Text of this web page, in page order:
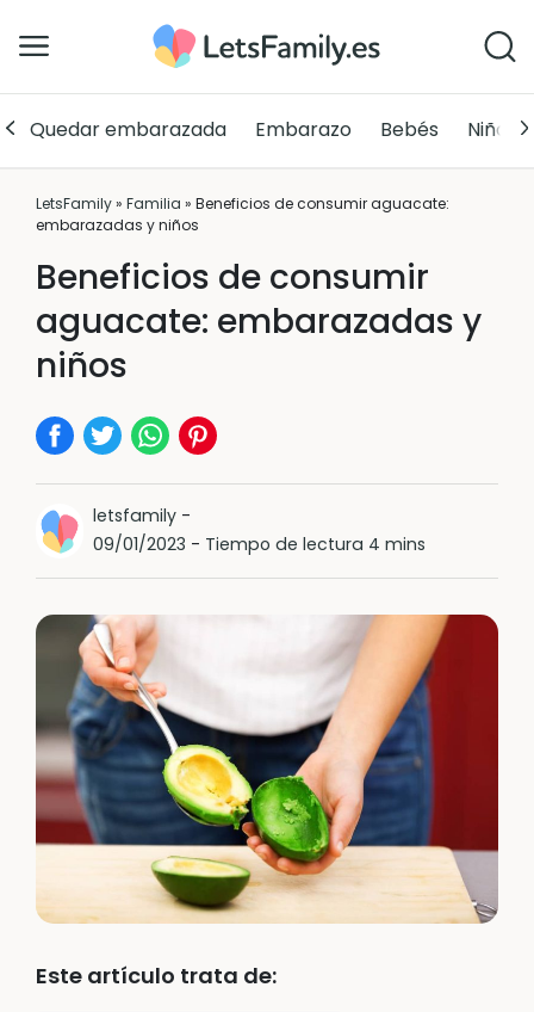
Quedar embarazada Embarazo Bebés Niños
LetsFamily» Familia » Beneficios de consumir aguacate:
embarazadas y niños
Beneficios de consumir
aguacate: embarazadas y
niños
letsfamily -
09/01/2023 - Tiempo de lectura 4 mins
Este artículo trata de: